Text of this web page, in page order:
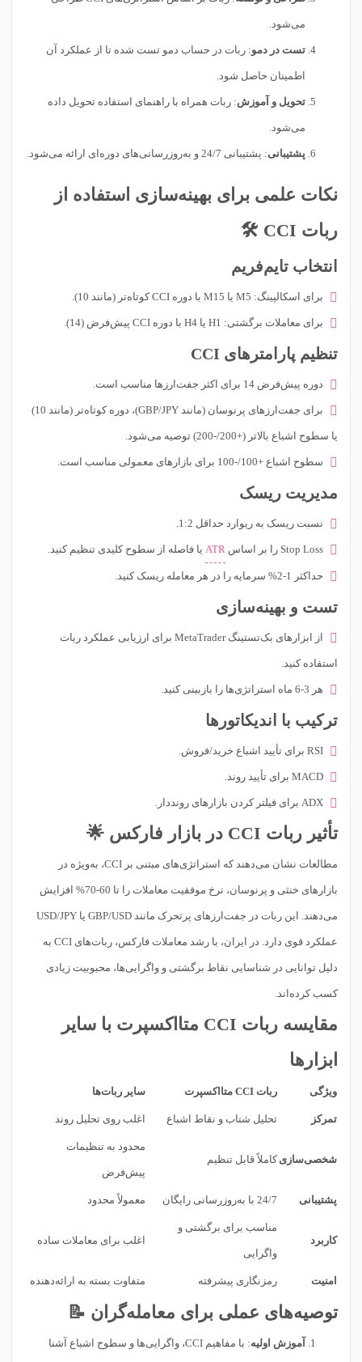
می‌شود.
تست در دمو: ربات در حساب دمو تست شده تا از عملکرد آن
اطمینان حاصل شود.
تحویل و آموزش: ربات همراه با راهنمای استفاده تحویل داده
می‌شود.
پشتیبانی: پشتیبانی 24/7 و به‌روزرسانی‌های دوره‌ای ارائه می‌شود.
نکات علمی برای بهینه‌سازی استفاده از
ربات CCI 🛠️
انتخاب تایم‌فریم
برای اسکالپینگ: M5 یا M15 با دوره CCI کوتاه‌تر (مانند 10).
برای معاملات برگشتی: H1 یا H4 با دوره CCI پیش‌فرض (14).
تنظیم پارامترهای CCI
دوره پیش‌فرض 14 برای اکثر جفت‌ارزها مناسب است.
برای جفت‌ارزهای پرنوسان (مانند GBP/JPY)، دوره کوتاه‌تر (مانند 10)
یا سطوح اشباع بالاتر (+200/-200) توصیه می‌شود.
سطوح اشباع +100/-100 برای بازارهای معمولی مناسب است.
مدیریت ریسک
نسبت ریسک به ریوارد حداقل 1:2.
Stop Loss را بر اساس ATR یا فاصله از سطوح کلیدی تنظیم کنید.
حداکثر 1-2% سرمایه را در هر معامله ریسک کنید.
تست و بهینه‌سازی
از ابزارهای بک‌تستینگ MetaTrader برای ارزیابی عملکرد ربات
استفاده کنید.
هر 3-6 ماه استراتژی‌ها را بازبینی کنید.
ترکیب با اندیکاتورها
RSI برای تأیید اشباع خرید/فروش.
MACD برای تأیید روند.
ADX برای فیلتر کردن بازارهای رونددار.
تأثیر ربات CCI در بازار فارکس 🌟
مطالعات نشان می‌دهند که استراتژی‌های مبتنی بر CCI، به‌ویژه در
بازارهای خنثی و پرنوسان، نرخ موفقیت معاملات را تا 60-70% افزایش
می‌دهند. این ربات در جفت‌ارزهای پرتحرک مانند GBP/USD یا USD/JPY
عملکرد قوی دارد. در ایران، با رشد معاملات فارکس، ربات‌های CCI به
دلیل توانایی در شناسایی نقاط برگشتی و واگرایی‌ها، محبوبیت زیادی
کسب کرده‌اند.
مقایسه ربات CCI متااکسپرت با سایر
ابزارها
ویژگی ربات CCI متااکسپرت سایر ربات‌ها
تمرکز تحلیل شتاب و نقاط اشباع اغلب روی تحلیل روند
شخصی‌سازی کاملاً قابل تنظیم
محدود به تنظیمات
پیش‌فرض
پشتیبانی 24/7 با به‌روزرسانی رایگان معمولاً محدود
کاربرد
مناسب برای برگشتی و
واگرایی
اغلب برای معاملات ساده
امنیت رمزنگاری پیشرفته متفاوت بسته به ارائه‌دهنده
توصیه‌های عملی برای معامله‌گران 📝
آموزش اولیه : با مفاهیم CCI، واگرایی‌ها و سطوح اشباع آشنا